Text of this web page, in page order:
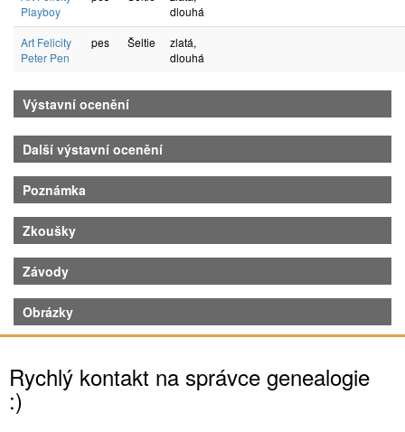
Playboy
dlouhá
Art Felicity
Peter Pen
pes Šeltie
zlatá,
dlouhá
Výstavní ocenění
Další výstavní ocenění
Poznámka
Zkoušky
Závody
Obrázky
Rychlý kontakt na správce genealogie
:)